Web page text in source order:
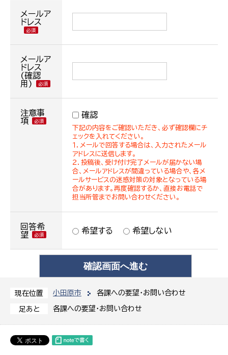
現在位置 小田原市 各課への要望・お問い合わせ
足あと 各課への要望・お問い合わせ
メールア
ドレス
メールア
ドレス
(確認
用)
注意事
項
確認
下記の内容をご確認いただき、必ず確認欄にチ
ェックを入れてください。
１．メールで回答する場合は、入力されたメール
アドレスに送信します。
２．投稿後、受け付け完了メールが届かない場
合、メールアドレスが間違っている場合や、各メ
ールサービスの迷惑対策の対象となっている場
合があります。再度確認するか、直接お電話で
担当所管までお問い合わせください。
回答希
望
希望する 希望しない